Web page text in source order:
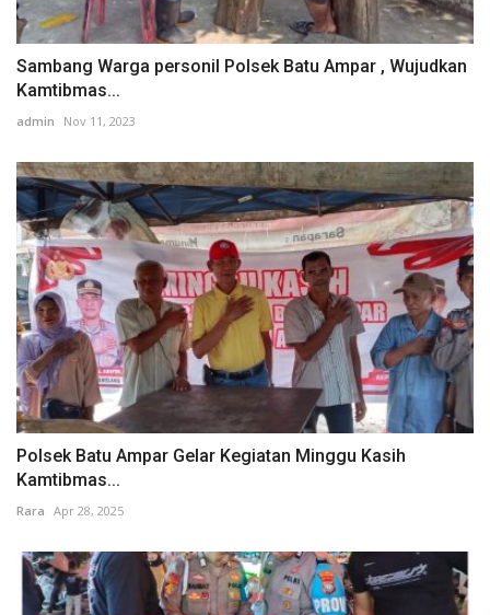
Sambang Warga personil Polsek Batu Ampar , Wujudkan
Kamtibmas...
admin Nov 11, 2023
Polsek Batu Ampar Gelar Kegiatan Minggu Kasih
Kamtibmas...
Rara Apr 28, 2025